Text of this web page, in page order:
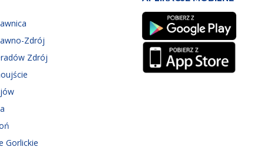
Zdrój
Zdrój
Gorlickie